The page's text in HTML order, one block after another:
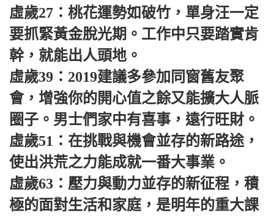
虛歲27：桃花運勢如破竹，單身汪一定
要抓緊黃金脫光期。工作中只要踏實肯
幹，就能出人頭地。
虛歲39：2019建議多參加同窗舊友聚
會，增強你的開心值之餘又能擴大人脈
圈子。男士們家中有喜事，遠行旺財。
虛歲51：在挑戰與機會並存的新路途，
使出洪荒之力能成就一番大事業。
虛歲63：壓力與動力並存的新征程，積
極的面對生活和家庭，是明年的重大課